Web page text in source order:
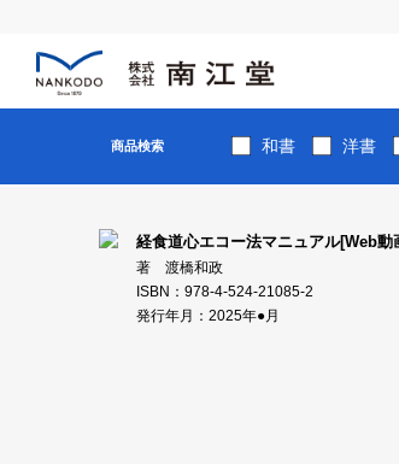
商品検索 和書 洋書
経食道心エコー法マニュアル[Web動
著 渡橋和政
ISBN：978-4-524-21085-2
発行年月：2025年●月